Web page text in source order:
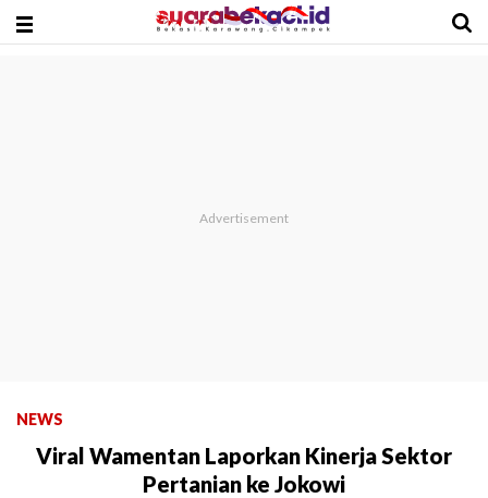
NEWS
Viral Wamentan Laporkan Kinerja Sektor
Pertanian ke Jokowi